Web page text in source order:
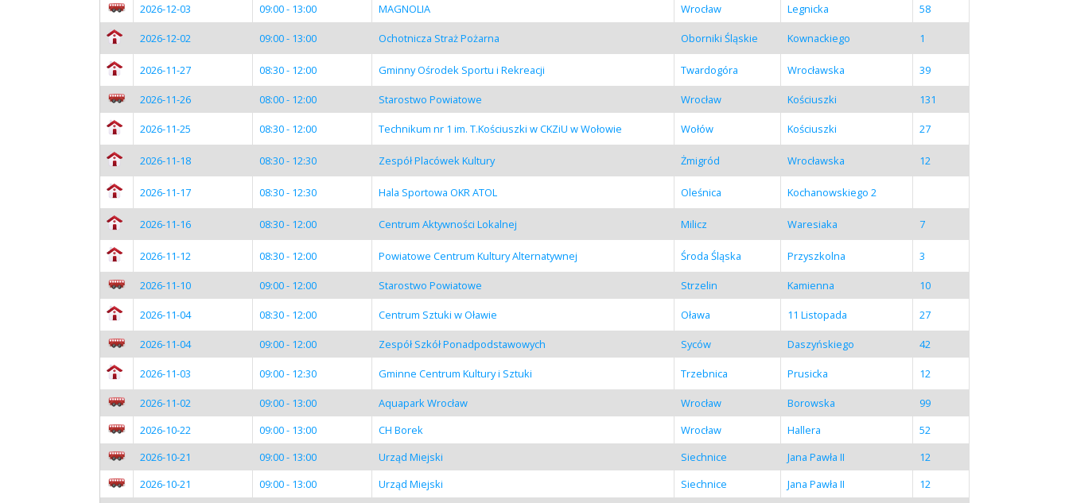
2026-12-03
09:00 - 13:00 MAGNOLIA Wrocław Legnicka 58
2026-12-02 09:00 - 13:00 Ochotnicza Straż Pożarna Oborniki Śląskie Kownackiego 1
2026-11-27 08:30 - 12:00 Gminny Ośrodek Sportu i Rekreacji Twardogóra Wrocławska 39
2026-11-26 08:00 - 12:00 Starostwo Powiatowe Wrocław Kościuszki 131
2026-11-25 08:30 - 12:00 Technikum nr 1 im. T.Kościuszki w CKZiU w Wołowie Wołów Kościuszki 27
2026-11-18 08:30 - 12:30 Zespół Placówek Kultury Żmigród Wrocławska 12
2026-11-17 08:30 - 12:30 Hala Sportowa OKR ATOL Oleśnica Kochanowskiego 2
2026-11-16 08:30 - 12:00 Centrum Aktywności Lokalnej Milicz Waresiaka 7
2026-11-12 08:30 - 12:00 Powiatowe Centrum Kultury Alternatywnej Środa Śląska Przyszkolna 3
2026-11-10 09:00 - 12:00 Starostwo Powiatowe Strzelin Kamienna 10
2026-11-04 08:30 - 12:00 Centrum Sztuki w Oławie Oława 11 Listopada 27
2026-11-04 09:00 - 12:00 Zespół Szkół Ponadpodstawowych Syców Daszyńskiego 42
2026-11-03 09:00 - 12:30 Gminne Centrum Kultury i Sztuki Trzebnica Prusicka 12
2026-11-02 09:00 - 13:00 Aquapark Wrocław Wrocław Borowska
99
2026-10-22
09:00 - 13:00 CH Borek Wrocław Hallera
52
2026-10-21
09:00 - 13:00 Urząd Miejski Siechnice Jana Pawła II
12
2026-10-21
09:00 - 13:00 Urząd Miejski Siechnice Jana Pawła II 12